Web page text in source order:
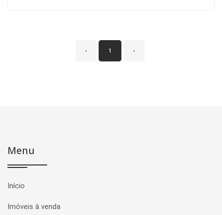
‹ 1 ›
Menu
Início
Imóveis à venda